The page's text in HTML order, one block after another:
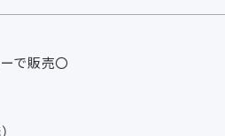
で販売〇